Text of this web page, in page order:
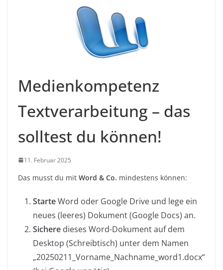
Medienkompetenz
Textverarbeitung – das
solltest du können!
11. Februar 2025
Das musst du mit Word & Co. mindestens können:
StarteWord oder Google Drive und lege ein
neues (leeres) Dokument (Google Docs) an.
Sichere dieses Word-Dokument auf dem
Desktop (Schreibtisch) unter dem Namen
„20250211_Vorname_Nachname_word1.docx“